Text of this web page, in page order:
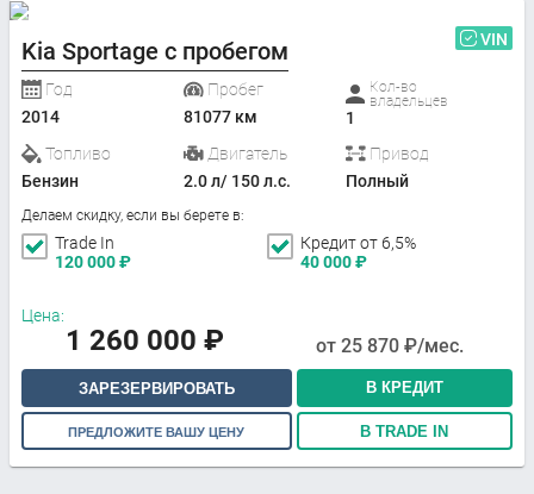
Kia Sportage с пробегом VIN
Год
2014
Пробег
81077 км
Кол-во
владельцев
1
Топливо
Бензин
Двигатель
2.0 л/ 150 л.с.
Привод
Полный
Делаем скидку, если вы берете в:
Trade In
120 000₽
Кредит от 6,5%
40 000₽
Цена:
1 260 000 ₽ от 25 870 ₽/мес.
ЗАРЕЗЕРВИРОВАТЬ В КРЕДИТ
ПРЕДЛОЖИТЕ ВАШУ ЦЕНУ В TRADE IN